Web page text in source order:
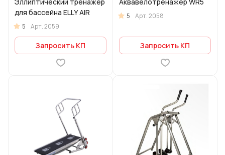
для бассейна ELLY AIR
5 Арт.2059
Запросить КП
5 Арт.2058
Запросить КП